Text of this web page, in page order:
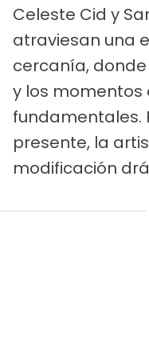
Celeste Cid y
atraviesan una
cercanía,
y los momentos
fundamentales.
presente, la
modificación